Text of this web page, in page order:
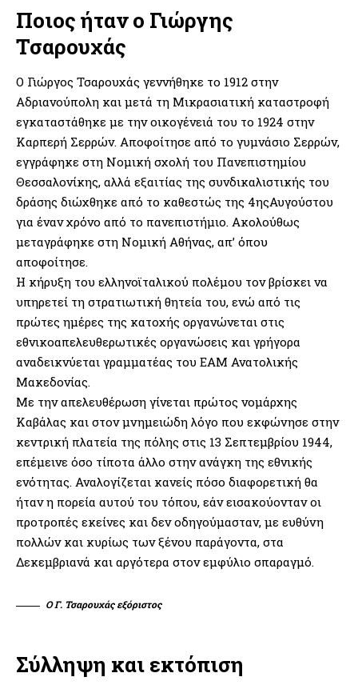
Ποιος ήταν ο Γιώργης
Τσαρουχάς
O Γιώργος Τσαρουχάς γεννήθηκε το 1912 στην
Αδριανούπολη και μετά τη Μικρασιατική καταστροφή
εγκαταστάθηκε με την οικογένειά του το 1924 στην
Καρπερή Σερρών. Αποφοίτησε από το γυμνάσιο Σερρών,
εγγράφηκε στη Νομική σχολή του Πανεπιστημίου
Θεσσαλονίκης, αλλά εξαιτίας της συνδικαλιστικής του
δράσης διώχθηκε από το καθεστώς της 4ηςΑυγούστου
για έναν χρόνο από το πανεπιστήμιο. Ακολούθως
μεταγράφηκε στη Νομική Αθήνας, απ’ όπου
αποφοίτησε.
Η κήρυξη του ελληνοϊταλικού πολέμου τον βρίσκει να
υπηρετεί τη στρατιωτική θητεία του, ενώ από τις
πρώτες ημέρες της κατοχής οργανώνεται στις
εθνικοαπελευθερωτικές οργανώσεις και γρήγορα
αναδεικνύεται γραμματέας του ΕΑΜ Ανατολικής
Μακεδονίας.
Με την απελευθέρωση γίνεται πρώτος νομάρχης
Καβάλας και στον μνημειώδη λόγο που εκφώνησε στην
κεντρική πλατεία της πόλης στις 13 Σεπτεμβρίου 1944,
επέμεινε όσο τίποτα άλλο στην ανάγκη της εθνικής
ενότητας. Αναλογίζεται κανείς πόσο διαφορετική θα
ήταν η πορεία αυτού του τόπου, εάν εισακούονταν οι
προτροπές εκείνες και δεν οδηγούμασταν, με ευθύνη
πολλών και κυρίως των ξένου παράγοντα, στα
Δεκεμβριανά και αργότερα στον εμφύλιο σπαραγμό.
Ο Γ. Τσαρουχάς εξόριστος
Σύλληψη και εκτόπιση